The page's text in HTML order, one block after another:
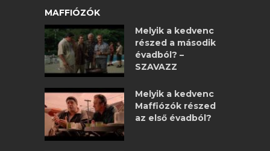
MAFFIÓZÓK
Melyik a kedvenc
részed a második
évadból? –
SZAVAZZ
Melyik a kedvenc
Maffiózók részed
az első évadból?